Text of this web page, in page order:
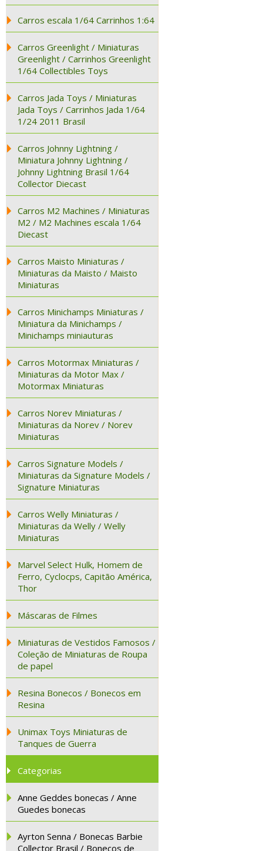
Carros escala 1/64 Carrinhos 1:64
Carros Greenlight / Miniaturas
Greenlight / Carrinhos Greenlight
1/64 Collectibles Toys
Carros Jada Toys / Miniaturas
Jada Toys / Carrinhos Jada 1/64
1/24 2011 Brasil
Carros Johnny Lightning /
Miniatura Johnny Lightning /
Johnny Lightning Brasil 1/64
Collector Diecast
Carros M2 Machines / Miniaturas
M2 / M2 Machines escala 1/64
Diecast
Carros Maisto Miniaturas /
Miniaturas da Maisto / Maisto
Miniaturas
Carros Minichamps Miniaturas /
Miniatura da Minichamps /
Minichamps miniauturas
Carros Motormax Miniaturas /
Miniaturas da Motor Max /
Motormax Miniaturas
Carros Norev Miniaturas /
Miniaturas da Norev / Norev
Miniaturas
Carros Signature Models /
Miniaturas da Signature Models /
Signature Miniaturas
Carros Welly Miniaturas /
Miniaturas da Welly / Welly
Miniaturas
Marvel Select Hulk, Homem de
Ferro, Cyclocps, Capitão América,
Thor
Máscaras de Filmes
Miniaturas de Vestidos Famosos /
Coleção de Miniaturas de Roupa
de papel
Resina Bonecos / Bonecos em
Resina
Unimax Toys Miniaturas de
Tanques de Guerra
Categorias
Anne Geddes bonecas / Anne
Guedes bonecas
Ayrton Senna / Bonecas Barbie
Collector Brasil / Bonecos de